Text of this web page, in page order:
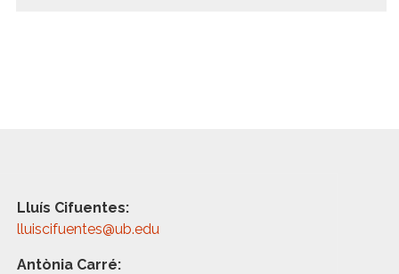
Lluís Cifuentes:
lluiscifuentes@ub.edu
Antònia Carré: